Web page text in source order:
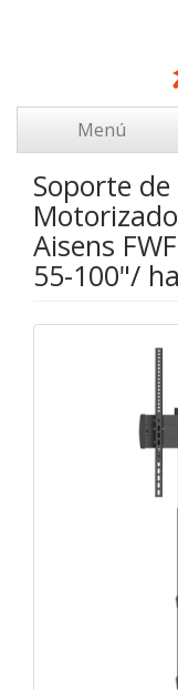
Menú
Soporte de
Aisens
55-100"/